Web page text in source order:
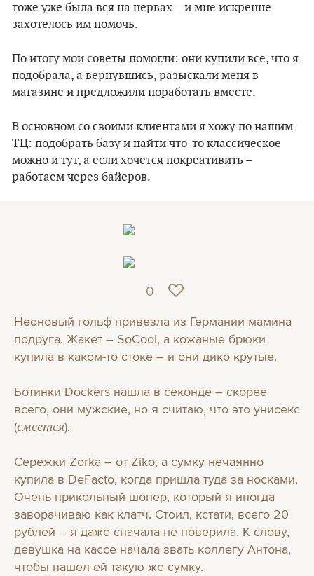
тоже уже была вся на нервах – и мне искренне
захотелось им помочь.
По итогу мои советы помогли: они купили все, что я
подобрала, а вернувшись, разыскали меня в
магазине и предложили поработать вместе.
В основном со своими клиентами я хожу по нашим
ТЦ: подобрать базу и найти что-то классическое
можно и тут, а если хочется покреативить –
работаем через байеров.
0
Неоновый гольф привезла из Германии мамина
подруга. Жакет – SoCool, а кожаные брюки
купила в каком-то стоке – и они дико крутые.
Ботинки Dockers нашла в секонде – скорее
всего, они мужские, но я считаю, что это унисекс
(смеется).
Сережки Zorka – от Ziko, а сумку нечаянно
купила в DeFacto, когда пришла туда за носками.
Очень прикольный шопер, который я иногда
заворачиваю как клатч. Стоил, кстати, всего 20
рублей – я даже сначала не поверила. К слову,
девушка на кассе начала звать коллегу Антона,
чтобы нашел ей такую же сумку.